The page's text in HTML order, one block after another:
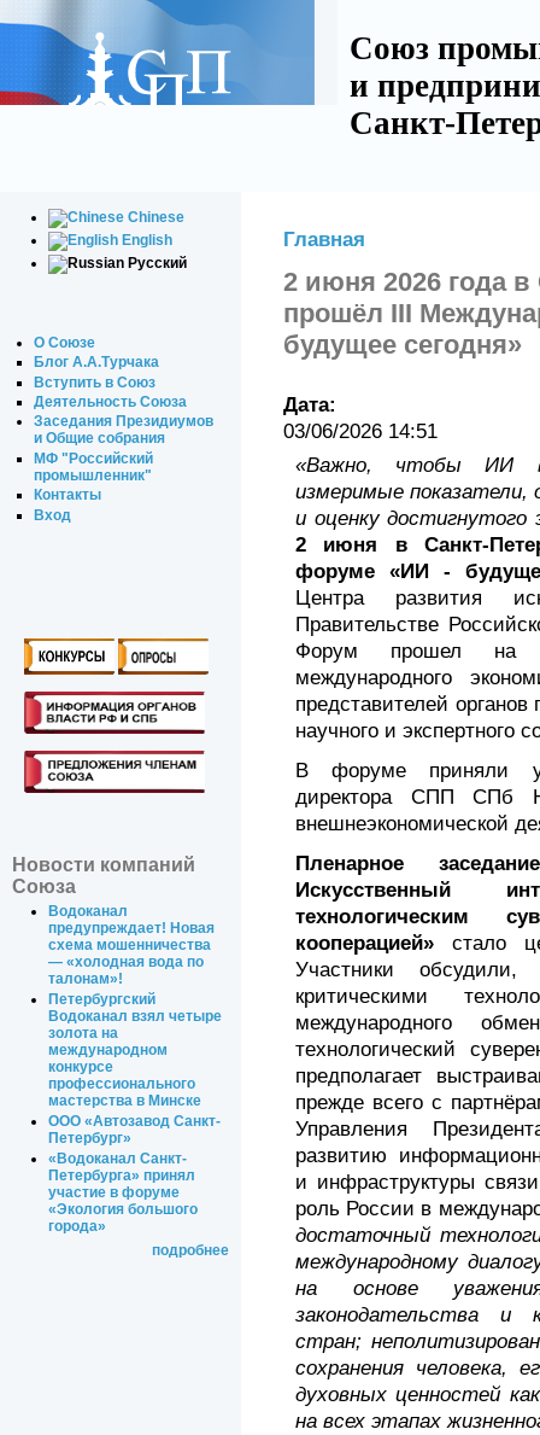
Союз
и
Санкт-
Chinese
English
Русский
О Союзе
Блог А.А.Турчака
Вступить в Союз
Деятельность Союза
Заседания Президиумов
и Общие собрания
МФ "Российский
промышленник"
Контакты
Вход
Новости компаний
Союза
Водоканал
предупреждает! Новая
схема мошенничества
— «холодная вода по
талонам»!
Петербургский
Водоканал взял четыре
золота на
международном
конкурсе
профессионального
мастерства в Минске
ООО «Автозавод Санкт-
Петербург»
«Водоканал Санкт-
Петербурга» принял
участие в форуме
«Экология большого
города»
подробнее
Главная
2 июня 2026 года в
прошёл III
будущее сегодня»
Дата:
03/06/2026 14:51
«Важно, чтобы ИИ
измеримые
и оценку
2 июня в Санкт-
форуме «ИИ -
Центра развития
Правительстве
Форум прошел на
международного
представителей органов
научного и экспертного
В форуме приняли
директора СПП СПб
внешнеэкономической
Пленарное
Искусственный
технологическим
кооперацией» стало
Участники
критическими
международного
технологический
предполагает
прежде всего с
Управления
развитию
и инфраструктуры
роль России в
достаточный
международному
на основе
законодательства и
стран;
сохранения человека,
духовных ценностей
на всех этапах